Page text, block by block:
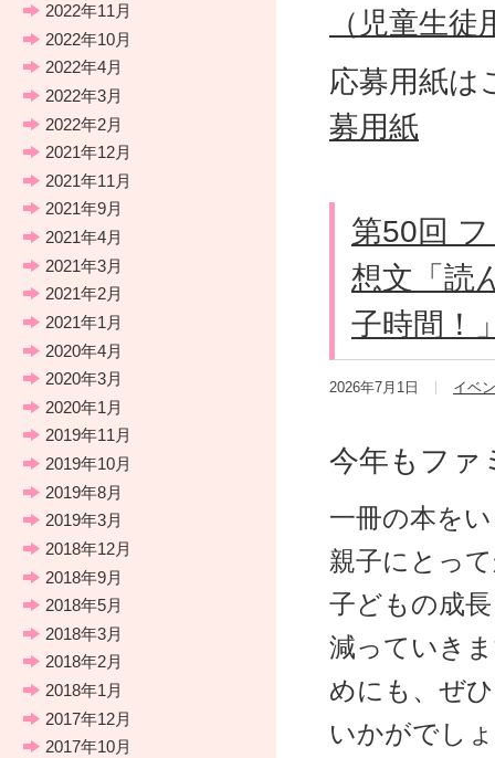
（児童生徒
応募用紙
募用紙
第50回
想文「読
子時間！
2026年7月1日 イベ
今年もファ
一冊の本を
親子にとっ
子どもの成
減っていき
めにも、ぜ
いかがでし
2022年11月
2022年10月
2022年4月
2022年3月
2022年2月
2021年12月
2021年11月
2021年9月
2021年4月
2021年3月
2021年2月
2021年1月
2020年4月
2020年3月
2020年1月
2019年11月
2019年10月
2019年8月
2019年3月
2018年12月
2018年9月
2018年5月
2018年3月
2018年2月
2018年1月
2017年12月
2017年10月